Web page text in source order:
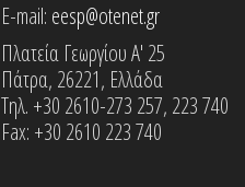
E-mail: eesp@otenet.gr
Πλατεία Γεωργίου Α' 25
Πάτρα, 26221, Ελλάδα
Τηλ. +30 2610-273 257, 223 740
Fax: +30 2610 223 740